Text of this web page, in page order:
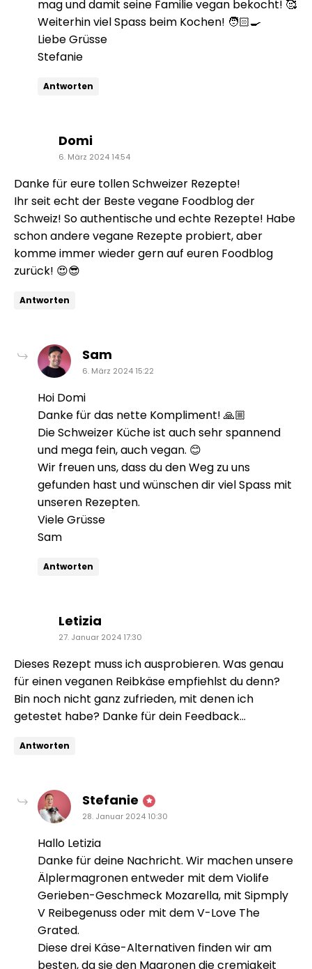
mag und damit seine Familie vegan bekocht! 🥰
Weiterhin viel Spass beim Kochen! 🧑🏻‍🍳
Liebe Grüsse
Stefanie
Antworten
Domisagt:
6. März 2024 14:54
Danke für eure tollen Schweizer Rezepte!
Ihr seit echt der Beste vegane Foodblog der
Schweiz! So authentische und echte Rezepte! Habe
schon andere vegane Rezepte probiert, aber
komme immer wieder gern auf euren Foodblog
zurück! 😍😎
Antworten
Sam
6. März 2024 15:22
Hoi Domi
Danke für das nette Kompliment! 🙏🏼
Die Schweizer Küche ist auch sehr spannend
und mega fein, auch vegan. 😊
Wir freuen uns, dass du den Weg zu uns
gefunden hast und wünschen dir viel Spass mit
unseren Rezepten.
Viele Grüsse
Sam
Antworten
Letizia
27. Januar 2024 17:30
Dieses Rezept muss ich ausprobieren. Was genau
für einen veganen Reibkäse empfiehlst du denn?
Bin noch nicht ganz zufrieden, mit denen ich
getestet habe? Danke für dein Feedback…
Antworten
Stefanie sagt:
28. Januar 2024 10:30
Hallo Letizia
Danke für deine Nachricht. Wir machen unsere
Älplermagronen entweder mit dem Violife
Gerieben-Geschmeck Mozarella, mit Sipmply
V Reibegenuss oder mit dem V-Love The
Grated.
Diese drei Käse-Alternativen finden wir am
besten, da sie den Magronen die cremigkeit